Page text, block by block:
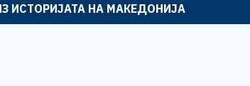
ИСТОРИЈАТА НА МАКЕДОНИЈА